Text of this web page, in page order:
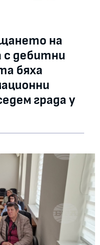
с дебитни карти и
на
дебитни
бяха
града у